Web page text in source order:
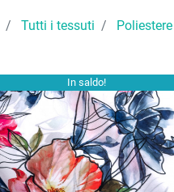
Tutti i tessuti Poliestere
In saldo!